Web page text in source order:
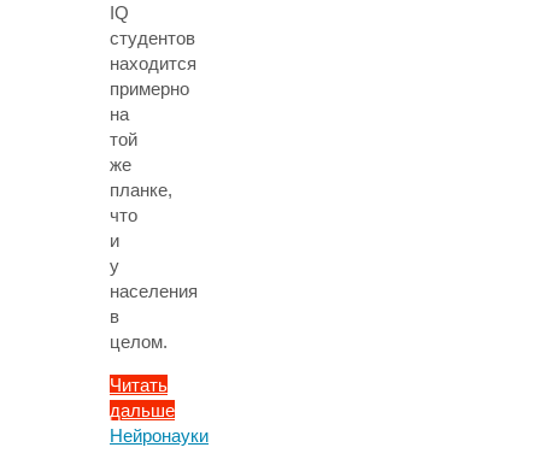
IQ
студентов
находится
примерно
на
той
же
планке,
что
и
у
населения
в
целом.
Читать
дальше
"Студенты
Нейронауки